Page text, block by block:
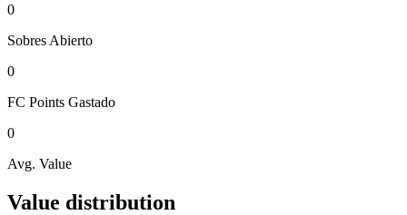
0
Sobres Abierto
0
FC Points Gastado
0
Avg. Value
Value distribution